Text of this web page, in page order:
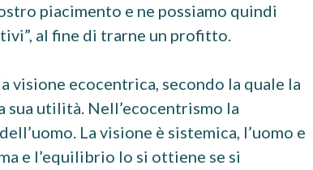
piacimento e ne possiamo quindi
al fine di trarne un profitto.
visione ecocentrica, secondo la quale la
sua utilità. Nell’ecocentrismo la
La visione è sistemica, l’uomo e
e l’equilibrio lo si ottiene se si